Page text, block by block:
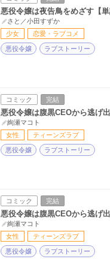
悪役令嬢は夜告鳥をめざす【単
さと／小田すずか
少女
恋愛・ラブコメ
悪役令嬢 ラブストーリー
コミック 完結
悪役令嬢は腹黒CEOから逃げ
絢瀬マコト
女性
ティーンズラブ
悪役令嬢 ラブストーリー
コミック 完結
悪役令嬢は腹黒CEOから逃げ
絢瀬マコト
女性
ティーンズラブ
悪役令嬢 ラブストーリー